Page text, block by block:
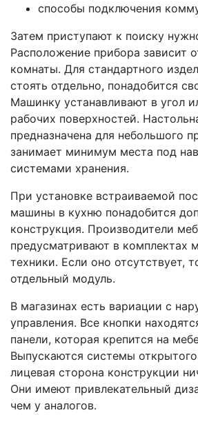
способы подключения
Затем приступают к поиску
Расположение прибора зависит
комнаты. Для стандартного
стоять отдельно, понадобится
Машинку устанавливают в угол
рабочих поверхностей.
предназначена для небольшого
занимает минимум места под
системами хранения.
При установке встраиваемой
машины в кухню понадобится
конструкция. Производители
предусматривают в комплектах
техники. Если оно отсутствует,
отдельный модуль.
В магазинах есть вариации с
управления. Все кнопки
панели, которая крепится на
Выпускаются системы открытого
лицевая сторона конструкции
Они имеют привлекательный
чем у аналогов.